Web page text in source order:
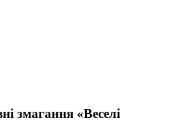
змагання «Веселі